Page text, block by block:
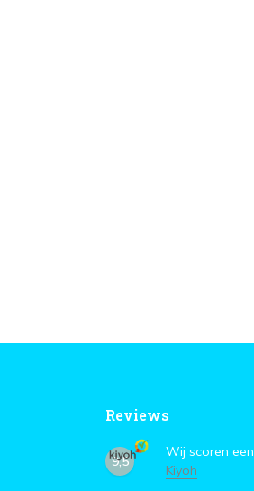
Reviews
9,5
Wij scoren een
Kiyoh